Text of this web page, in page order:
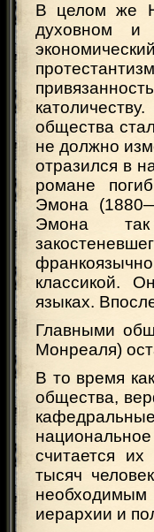
В целом же
духовном и
общества
не должно
отразился в
романе
Эмона
Эмона так
классикой.
языках.
Главными
Монреаля)
В то время
общества,
считается
тысяч
необходимым
иерархии и